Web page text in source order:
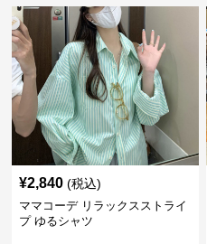
¥2,840 (税込)
ママコーデ リラックスストライ
プ ゆるシャツ